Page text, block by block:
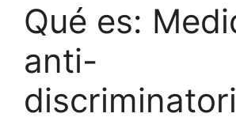
Qué es:
anti-